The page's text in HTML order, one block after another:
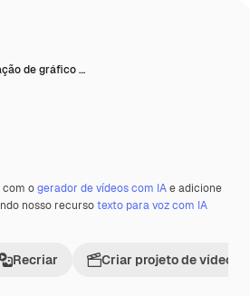
de gráfico …
com ogerador de vídeos com IAe adicione
nosso recursotexto para voz com IA
Recriar Criar projeto de vídeo